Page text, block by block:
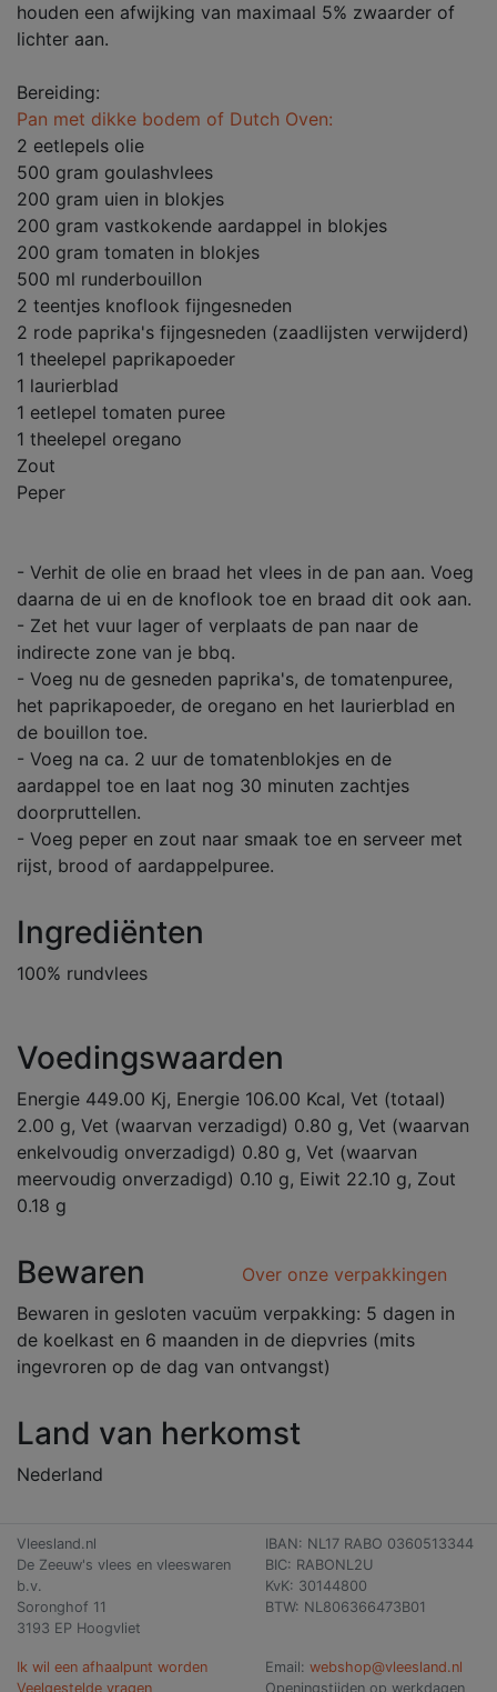
houden een afwijking van maximaal 5% zwaarder of
lichter aan.
Bereiding:
Pan met dikke bodem of Dutch Oven:
2 eetlepels olie
500 gram goulashvlees
200 gram uien in blokjes
200 gram vastkokende aardappel in blokjes
200 gram tomaten in blokjes
500 ml runderbouillon
2 teentjes knoflook fijngesneden
2 rode paprika's fijngesneden (zaadlijsten verwijderd)
1 theelepel paprikapoeder
1 laurierblad
1 eetlepel tomaten puree
1 theelepel oregano
Zout
Peper
- Verhit de olie en braad het vlees in de pan aan. Voeg
daarna de ui en de knoflook toe en braad dit ook aan.
- Zet het vuur lager of verplaats de pan naar de
indirecte zone van je bbq.
- Voeg nu de gesneden paprika's, de tomatenpuree,
het paprikapoeder, de oregano en het laurierblad en
de bouillon toe.
- Voeg na ca. 2 uur de tomatenblokjes en de
aardappel toe en laat nog 30 minuten zachtjes
doorpruttellen.
- Voeg peper en zout naar smaak toe en serveer met
rijst, brood of aardappelpuree.
Ingrediënten
100% rundvlees
Voedingswaarden
Energie 449.00 Kj, Energie 106.00 Kcal, Vet (totaal)
2.00 g, Vet (waarvan verzadigd) 0.80 g, Vet (waarvan
enkelvoudig onverzadigd) 0.80 g, Vet (waarvan
meervoudig onverzadigd) 0.10 g, Eiwit 22.10 g, Zout
0.18 g
Bewaren
Over onze verpakkingen
Bewaren in gesloten vacuüm verpakking: 5 dagen in
de koelkast en 6 maanden in de diepvries (mits
ingevroren op de dag van ontvangst)
Land van herkomst
Nederland
Vleesland.nl
De Zeeuw's vlees en vleeswaren
b.v.
Soronghof 11
3193 EP Hoogvliet
IBAN: NL17 RABO 0360513344
BIC: RABONL2U
KvK: 30144800
BTW: NL806366473B01
Ik wil een afhaalpunt worden
Veelgestelde vragen
Email: webshop@vleesland.nl
Openingstijden op werkdagen